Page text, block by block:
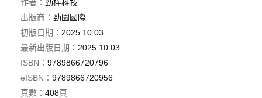
作者： 勁樺科技
出版商： 勁園國際
初版日期： 2025.10.03
最新出版日期： 2025.10.03
ISBN： 9789866720796
eISBN： 9789866720956
頁數： 408頁